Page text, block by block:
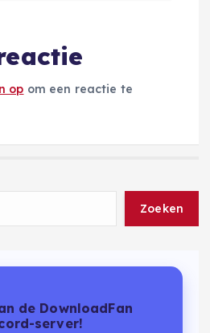
op om een reactie te
Zoeken
de DownloadFan
server!